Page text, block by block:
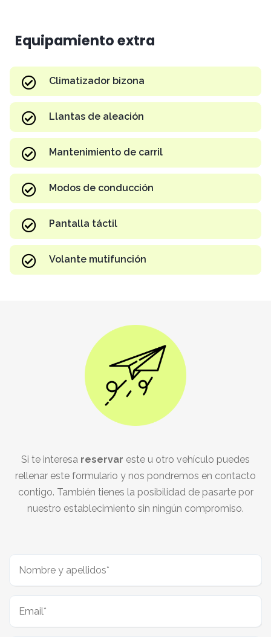
Equipamiento extra
Climatizador bizona
Llantas de aleación
Mantenimiento de carril
Modos de conducción
Pantalla táctil
Volante mutifunción
Si te interesa reservar este u otro vehículo puedes
rellenar este formulario y nos pondremos en contacto
contigo. También tienes la posibilidad de pasarte por
nuestro establecimiento sin ningún compromiso.